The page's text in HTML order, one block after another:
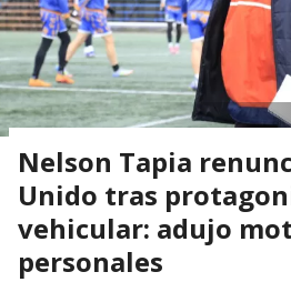
Nelson Tapia
Unido tras
vehicular: adujo
personales